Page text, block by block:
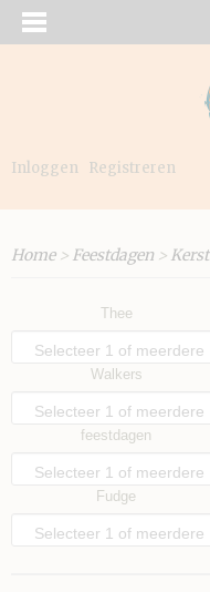
Inloggen Registreren
Home> Feestdagen > Kerst
Thee
Selecteer 1 of meerdere
opties
Walkers
Selecteer 1 of meerdere
opties
feestdagen
Selecteer 1 of meerdere
opties
Fudge
Selecteer 1 of meerdere